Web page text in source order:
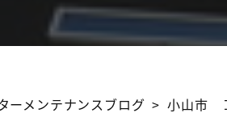
ーメンテナンスブログ 小山市